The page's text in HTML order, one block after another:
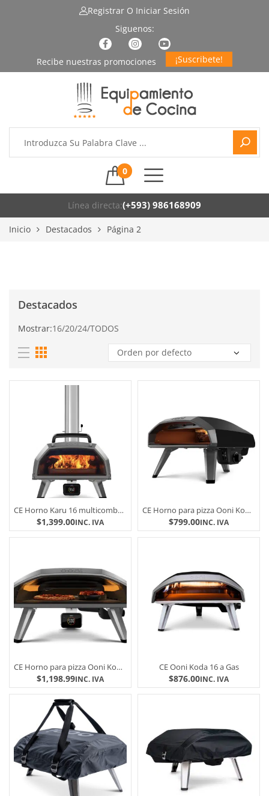
Registrar O Iniciar Sesión
¡Suscribete!
0
Línea directa:(+593) 986168909
Inicio Destacados Página 2
Destacados
Mostrar:16/20/24/TODOS
CE Horno Karu 16 multicombustible para pizza ( KARU 2 PRO )
$1,399.00INC. IVA
CE Horno para pizza Ooni Koda 2 nueva generacion
$799.00INC. IVA
CE Horno para pizza Ooni Koda 2 PRO nueva generacion
$1,198.99INC. IVA
CE Ooni Koda 16 a Gas
$876.00INC. IVA